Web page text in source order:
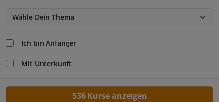
Ich bin Anfänger
Mit Unterkunft
536 Kurse anzeigen